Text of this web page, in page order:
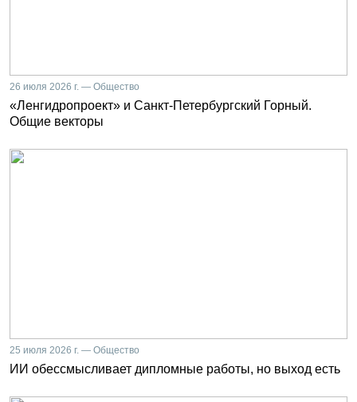
26 июля 2026 г. — Общество
«Ленгидропроект» и Санкт-Петербургский Горный.
Общие векторы
25 июля 2026 г. — Общество
ИИ обессмысливает дипломные работы, но выход есть